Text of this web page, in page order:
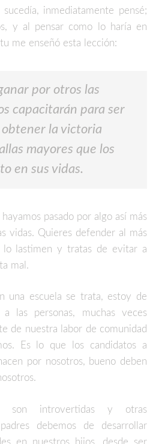
inmediatamente pensé;
y al pensar como lo haría en
me enseñó esta lección:
por otros las
capacitarán para ser
la victoria
mayores que los
en sus vidas.
pasado por algo así más
vidas. Quieres defender al más
lo lastimen y tratas de evitar a
mal.
una escuela se trata, estoy de
las personas, muchas veces
de nuestra labor de comunidad
Es lo que los candidatos a
por nosotros, bueno deben
son introvertidas y otras
debemos de desarrollar
en nuestros hijos, desde ser